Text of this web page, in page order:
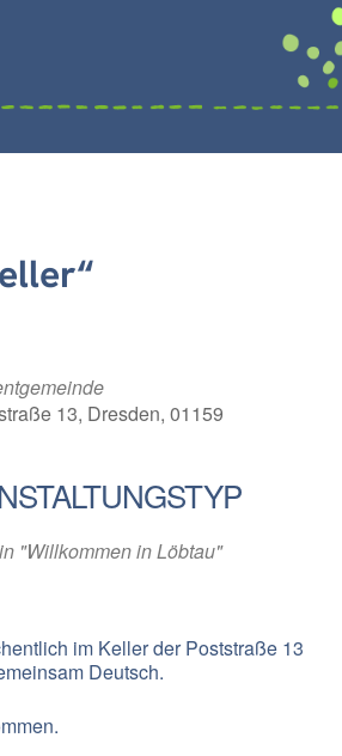
13, Dresden, 01159
"Willkommen in Löbtau"
im Keller der Poststraße 13
Deutsch.